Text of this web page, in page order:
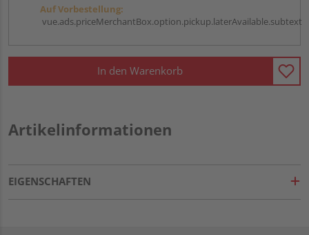
Auf Vorbestellung:
vue.ads.priceMerchantBox.option.pickup.laterAvailable.subtext
In den Warenkorb
Artikelinformationen
EIGENSCHAFTEN